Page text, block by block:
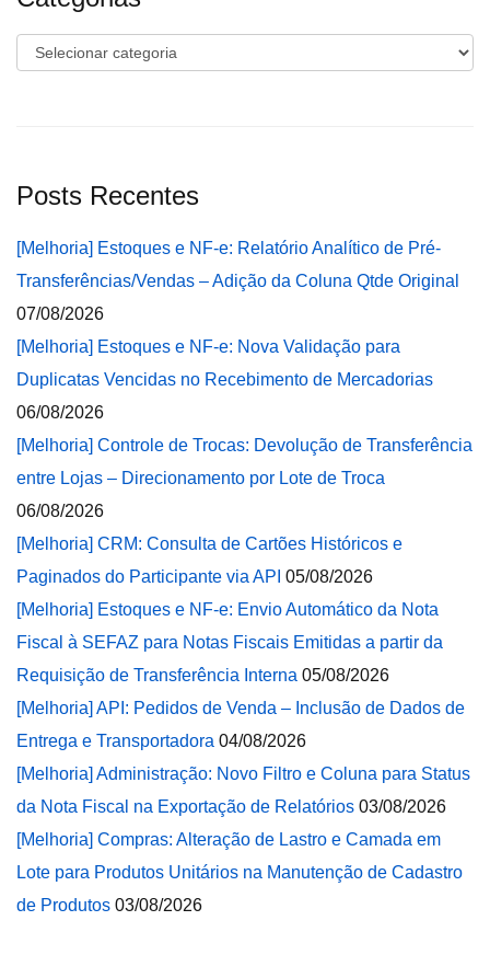
Categorias
Posts Recentes
[Melhoria] Estoques e NF-e: Relatório Analítico de Pré-
Transferências/Vendas – Adição da Coluna Qtde Original
07/08/2026
[Melhoria] Estoques e NF-e: Nova Validação para
Duplicatas Vencidas no Recebimento de Mercadorias
06/08/2026
[Melhoria] Controle de Trocas: Devolução de Transferência
entre Lojas – Direcionamento por Lote de Troca
06/08/2026
[Melhoria] CRM: Consulta de Cartões Históricos e
Paginados do Participante via API 05/08/2026
[Melhoria] Estoques e NF-e: Envio Automático da Nota
Fiscal à SEFAZ para Notas Fiscais Emitidas a partir da
Requisição de Transferência Interna 05/08/2026
[Melhoria] API: Pedidos de Venda – Inclusão de Dados de
Entrega e Transportadora 04/08/2026
[Melhoria] Administração: Novo Filtro e Coluna para Status
da Nota Fiscal na Exportação de Relatórios 03/08/2026
[Melhoria] Compras: Alteração de Lastro e Camada em
Lote para Produtos Unitários na Manutenção de Cadastro
de Produtos 03/08/2026